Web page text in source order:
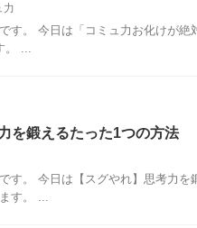
力
す。 今日は「コミュ力お化けが絶
...
を鍛えるたった1つの方法
す。 今日は【スグやれ】思考力を
す。 ...